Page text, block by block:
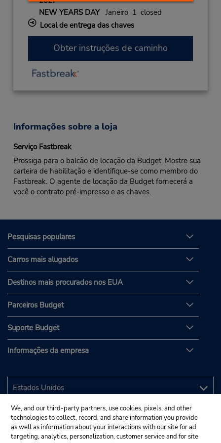
NEW YEARS DAYJaneiro 1 closed
Local de entrega das chaves
Obter instruções de caminho
Informações sobre a loja
Serviço Fastbreak
Prossiga para o balcão de locação da Budget. Mostre sua
carteira de habilitação e identifique-se como membro do
Fastbreak. O agente de locação da Budget fornecerá a
você o contrato pré-impresso e as chaves.
Pesquisas populares
Carros mais alugados
Destinos mais procurados nos EUA
Parceiros Budget
Suporte Budget
Informações da empresa
We, and our third-party partners, use cookies, pixels, and other
technologies to collect, record, and share information you provide
as well as information about your interactions with our site for ad
targeting, analytics, personalization, customer service and for site